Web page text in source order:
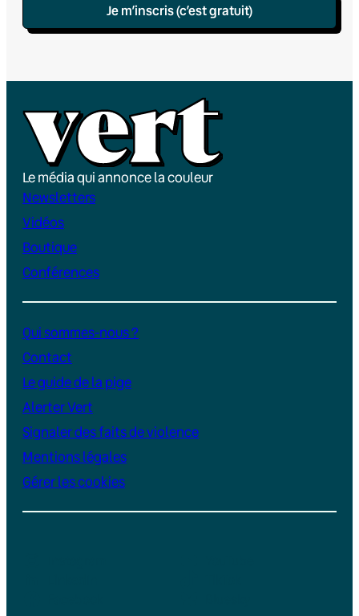
Je m’inscris (c’est gratuit)
Le média qui annonce la couleur
Newsletters
Vidéos
Boutique
Conférences
Qui sommes-nous ?
Contact
Le guide de la pige
Alerter Vert
Signaler des faits de violence
Mentions légales
Gérer les cookies